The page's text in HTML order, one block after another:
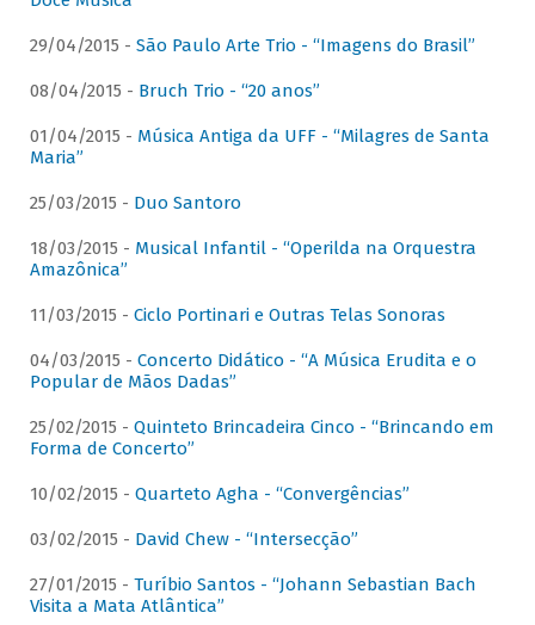
29/04/2015 - São Paulo Arte Trio - “Imagens do Brasil”
08/04/2015 - Bruch Trio - “20 anos”
01/04/2015 - Música Antiga da UFF - “Milagres de Santa
Maria”
25/03/2015 - Duo Santoro
18/03/2015 - Musical Infantil - “Operilda na Orquestra
Amazônica”
11/03/2015 - Ciclo Portinari e Outras Telas Sonoras
04/03/2015 - Concerto Didático - “A Música Erudita e o
Popular de Mãos Dadas”
25/02/2015 - Quinteto Brincadeira Cinco - “Brincando em
Forma de Concerto”
10/02/2015 - Quarteto Agha - “Convergências”
03/02/2015 - David Chew - “Intersecção”
27/01/2015 - Turíbio Santos - “Johann Sebastian Bach
Visita a Mata Atlântica”